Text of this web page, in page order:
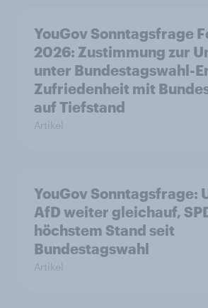
YouGov Sonntagsfrage
2026: Zustimmung zur
unter Bundestagswahl-
Zufriedenheit mit
auf Tiefstand
Artikel
YouGov Sonntagsfrage:
AfD weiter gleichauf,
höchstem Stand seit
Bundestagswahl
Artikel